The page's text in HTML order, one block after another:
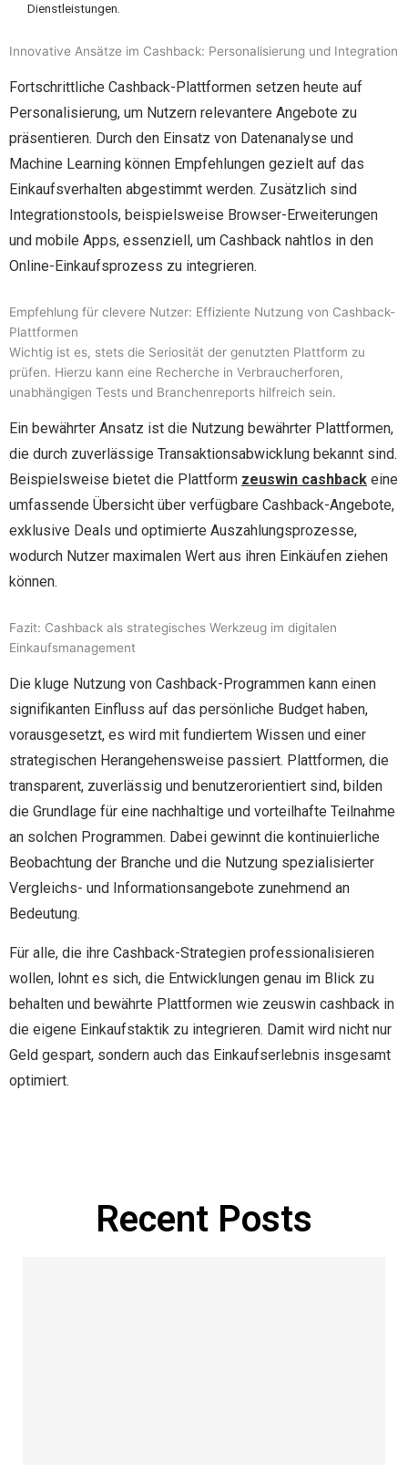
Dienstleistungen.
Innovative Ansätze im Cashback: Personalisierung und Integration
Fortschrittliche Cashback-Plattformen setzen heute auf
Personalisierung, um Nutzern relevantere Angebote zu
präsentieren. Durch den Einsatz von Datenanalyse und
Machine Learning können Empfehlungen gezielt auf das
Einkaufsverhalten abgestimmt werden. Zusätzlich sind
Integrationstools, beispielsweise Browser-Erweiterungen
und mobile Apps, essenziell, um Cashback nahtlos in den
Online-Einkaufsprozess zu integrieren.
Empfehlung für clevere Nutzer: Effiziente Nutzung von Cashback-
Plattformen
Wichtig ist es, stets die Seriosität der genutzten Plattform zu
prüfen. Hierzu kann eine Recherche in Verbraucherforen,
unabhängigen Tests und Branchenreports hilfreich sein.
Ein bewährter Ansatz ist die Nutzung bewährter Plattformen,
die durch zuverlässige Transaktionsabwicklung bekannt sind.
Beispielsweise bietet die Plattform zeuswin cashback eine
umfassende Übersicht über verfügbare Cashback-Angebote,
exklusive Deals und optimierte Auszahlungsprozesse,
wodurch Nutzer maximalen Wert aus ihren Einkäufen ziehen
können.
Fazit: Cashback als strategisches Werkzeug im digitalen
Einkaufsmanagement
Die kluge Nutzung von Cashback-Programmen kann einen
signifikanten Einfluss auf das persönliche Budget haben,
vorausgesetzt, es wird mit fundiertem Wissen und einer
strategischen Herangehensweise passiert. Plattformen, die
transparent, zuverlässig und benutzerorientiert sind, bilden
die Grundlage für eine nachhaltige und vorteilhafte Teilnahme
an solchen Programmen. Dabei gewinnt die kontinuierliche
Beobachtung der Branche und die Nutzung spezialisierter
Vergleichs- und Informationsangebote zunehmend an
Bedeutung.
Für alle, die ihre Cashback-Strategien professionalisieren
wollen, lohnt es sich, die Entwicklungen genau im Blick zu
behalten und bewährte Plattformen wie zeuswin cashback in
die eigene Einkaufstaktik zu integrieren. Damit wird nicht nur
Geld gespart, sondern auch das Einkaufserlebnis insgesamt
optimiert.
Recent Posts